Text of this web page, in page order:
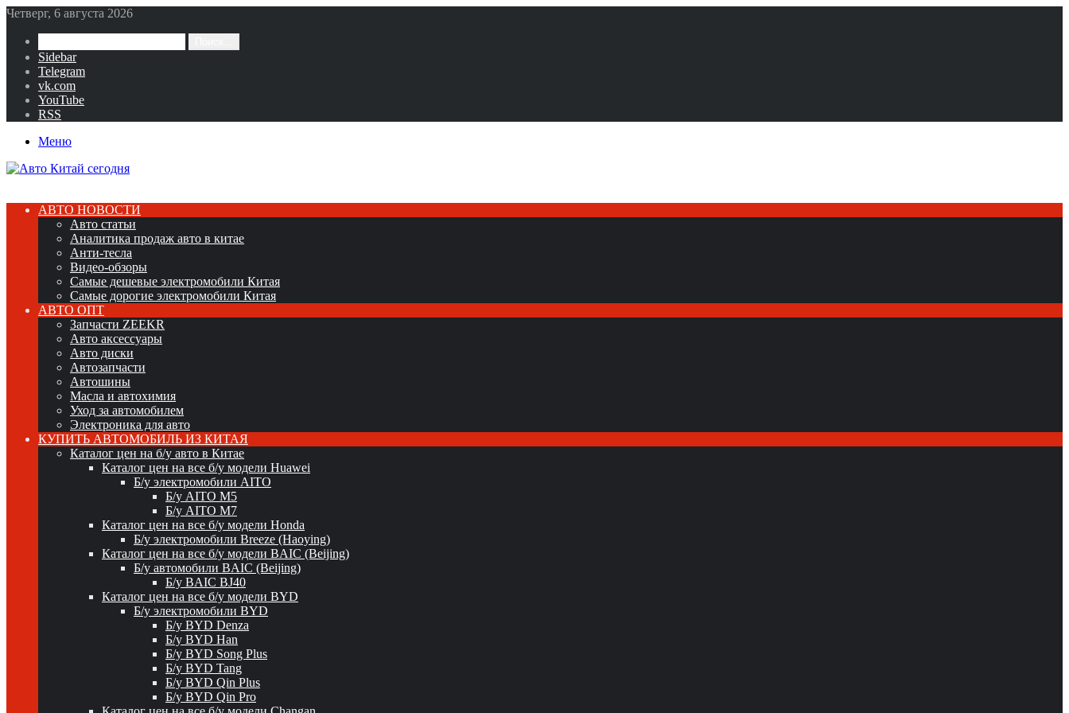
Четверг, 6 августа 2026
Sidebar
Telegram
vk.com
YouTube
RSS
Меню
АВТО НОВОСТИ
Авто статьи
Аналитика продаж авто в китае
Анти-тесла
Видео-обзоры
Самые дешевые электромобили Китая
Самые дорогие электромобили Китая
АВТО ОПТ
Запчасти ZEEKR
Авто аксессуары
Авто диски
Автозапчасти
Автошины
Масла и автохимия
Уход за автомобилем
Электроника для авто
КУПИТЬ АВТОМОБИЛЬ ИЗ КИТАЯ
Каталог цен на б/у авто в Китае
Каталог цен на все б/у модели Huawei
Б/у электромобили AITO
Б/у AITO M5
Б/у AITO M7
Каталог цен на все б/у модели Honda
Б/у электромобили Breeze (Haoying)
Каталог цен на все б/у модели BAIC (Beijing)
Б/у автомобили BAIC (Beijing)
Б/у BAIC BJ40
Каталог цен на все б/у модели BYD
Б/у электромобили BYD
Б/у BYD Denza
Б/у BYD Han
Б/у BYD Song Plus
Б/у BYD Tang
Б/у BYD Qin Plus
Б/у BYD Qin Pro